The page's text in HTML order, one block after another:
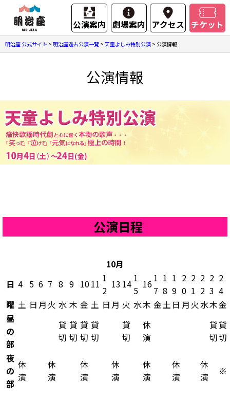
公演案内 劇場案内 アクセス チケット
明治座 公式サイト > 明治座過去公演一覧 > 天童よしみ特別公演 > 公演情報
公演情報
公演日程
10月
日 4 5 6 7 8 9 1011 1
2
13 14 1
5
161
7
1
8
1
9
2
0
2
1
2
2
2
3
2
4
曜 土 日 月 火 水 木 金 土 日 月 火 水木 金土 日 月 火水木金
昼
の
部
貸
切
貸
切
貸
切
貸
切
貸
切
休
演
貸
切
貸
切
夜
の
部
休
演
休
演
休
演
休
演
休
演
休
演
休
演
※